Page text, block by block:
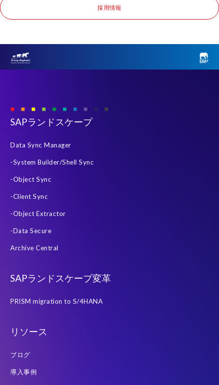
採用情報
SAPランドスケープ
Data Sync Manager
-System Builder/Shell Sync
-Object Sync
-Client Sync
-Object Extractor
-Data Secure
Archive Central
SAPランドスケープ変革
PRISM migration to S/4HANA
リソース
ブログ
導入事例